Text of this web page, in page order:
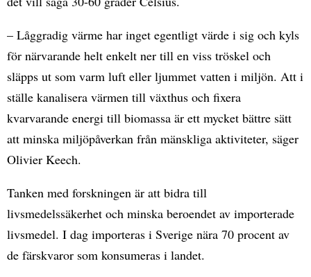
– Låggradig värme har inget egentligt värde i sig och kyls
för närvarande helt enkelt ner till en viss tröskel och
släpps ut som varm luft eller ljummet vatten i miljön. Att i
ställe kanalisera värmen till växthus och fixera
kvarvarande energi till biomassa är ett mycket bättre sätt
att minska miljöpåverkan från mänskliga aktiviteter, säger
Olivier Keech.
Tanken med forskningen är att bidra till
livsmedelssäkerhet och minska beroendet av importerade
livsmedel. I dag importeras i Sverige nära 70 procent av
de färskvaror som konsumeras i landet.